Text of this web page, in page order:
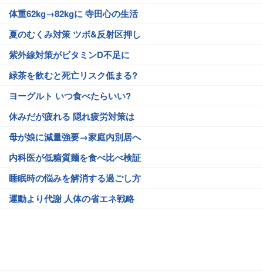
体重62kg→82kgに 寺田心の生活
夏のむくみ対策 ツボ&反射区押し
紫外線対策がビタミンD不足に
緑茶を飲むと死亡リスク低まる?
ヨーグルト いつ食べたらいい?
休みだが疲れる 隠れ疲労対策は
母が娘に減量強要→家庭内別居へ
内科医が低糖質麺を食べ比べ検証
睡眠時の悩みを解消する過ごし方
運動より代謝 人体の省エネ戦略